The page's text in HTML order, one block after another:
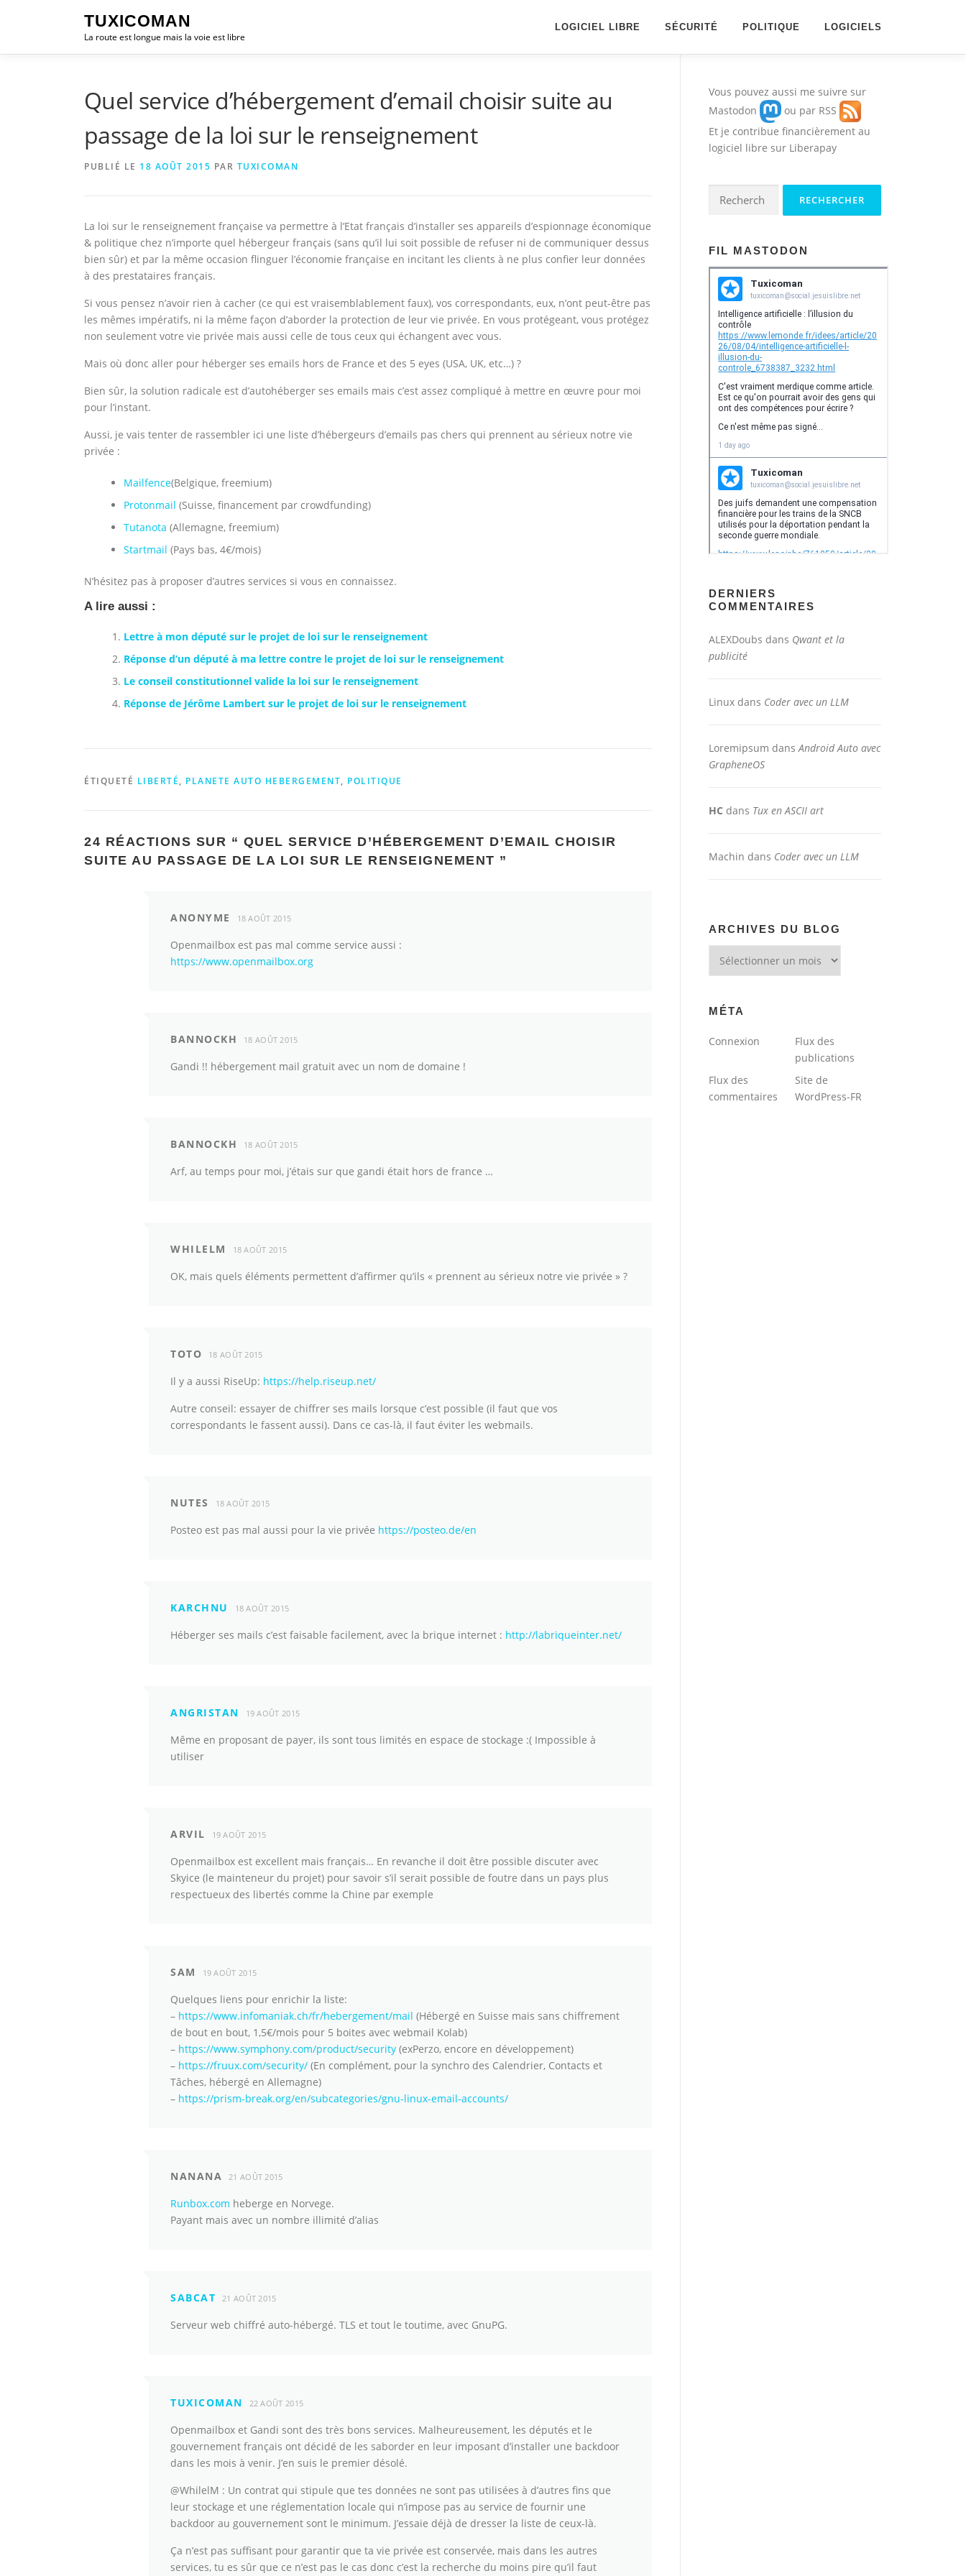
TUXICOMAN
La route est longue mais la voie est libre
LOGICIEL LIBRE SÉCURITÉ POLITIQUE LOGICIELS
Quel service d’hébergement d’email choisir suite au
passage de la loi sur le renseignement
PUBLIÉ LE 18 AOÛT 2015 PAR TUXICOMAN
La loi sur le renseignement française va permettre à l’Etat français d’installer ses appareils d’espionnage économique
& politique chez n’importe quel hébergeur français (sans qu’il lui soit possible de refuser ni de communiquer dessus
bien sûr) et par la même occasion flinguer l’économie française en incitant les clients à ne plus confier leur données
à des prestataires français.
Si vous pensez n’avoir rien à cacher (ce qui est vraisemblablement faux), vos correspondants, eux, n’ont peut-être pas
les mêmes impératifs, ni la même façon d’aborder la protection de leur vie privée. En vous protégeant, vous protégez
non seulement votre vie privée mais aussi celle de tous ceux qui échangent avec vous.
Mais où donc aller pour héberger ses emails hors de France et des 5 eyes (USA, UK, etc…) ?
Bien sûr, la solution radicale est d’autohéberger ses emails mais c’est assez compliqué à mettre en œuvre pour moi
pour l’instant.
Aussi, je vais tenter de rassembler ici une liste d’hébergeurs d’emails pas chers qui prennent au sérieux notre vie
privée :
Mailfence(Belgique, freemium)
Protonmail (Suisse, financement par crowdfunding)
Tutanota (Allemagne, freemium)
Startmail (Pays bas, 4€/mois)
N’hésitez pas à proposer d’autres services si vous en connaissez.
A lire aussi :
Lettre à mon député sur le projet de loi sur le renseignement
Réponse d’un député à ma lettre contre le projet de loi sur le renseignement
Le conseil constitutionnel valide la loi sur le renseignement
Réponse de Jérôme Lambert sur le projet de loi sur le renseignement
ÉTIQUETÉ LIBERTÉ, PLANETE AUTO HEBERGEMENT, POLITIQUE
24 RÉACTIONS SUR “ QUEL SERVICE D’HÉBERGEMENT D’EMAIL CHOISIR
SUITE AU PASSAGE DE LA LOI SUR LE RENSEIGNEMENT ”
ANONYME 18 AOÛT 2015
Openmailbox est pas mal comme service aussi :
https://www.openmailbox.org
BANNOCKH 18 AOÛT 2015
Gandi !! hébergement mail gratuit avec un nom de domaine !
BANNOCKH 18 AOÛT 2015
Arf, au temps pour moi, j’étais sur que gandi était hors de france …
WHILELM 18 AOÛT 2015
OK, mais quels éléments permettent d’affirmer qu’ils « prennent au sérieux notre vie privée » ?
TOTO 18 AOÛT 2015
Il y a aussi RiseUp: https://help.riseup.net/
Autre conseil: essayer de chiffrer ses mails lorsque c’est possible (il faut que vos
correspondants le fassent aussi). Dans ce cas-là, il faut éviter les webmails.
NUTES 18 AOÛT 2015
Posteo est pas mal aussi pour la vie privée https://posteo.de/en
KARCHNU 18 AOÛT 2015
Héberger ses mails c’est faisable facilement, avec la brique internet : http://labriqueinter.net/
ANGRISTAN 19 AOÛT 2015
Même en proposant de payer, ils sont tous limités en espace de stockage :( Impossible à
utiliser
ARVIL 19 AOÛT 2015
Openmailbox est excellent mais français… En revanche il doit être possible discuter avec
Skyice (le mainteneur du projet) pour savoir s’il serait possible de foutre dans un pays plus
respectueux des libertés comme la Chine par exemple
SAM 19 AOÛT 2015
Quelques liens pour enrichir la liste:
– https://www.infomaniak.ch/fr/hebergement/mail (Hébergé en Suisse mais sans chiffrement
de bout en bout, 1,5€/mois pour 5 boites avec webmail Kolab)
– https://www.symphony.com/product/security (exPerzo, encore en développement)
– https://fruux.com/security/ (En complément, pour la synchro des Calendrier, Contacts et
Tâches, hébergé en Allemagne)
– https://prism-break.org/en/subcategories/gnu-linux-email-accounts/
NANANA 21 AOÛT 2015
Runbox.com heberge en Norvege.
Payant mais avec un nombre illimité d’alias
SABCAT 21 AOÛT 2015
Serveur web chiffré auto-hébergé. TLS et tout le toutime, avec GnuPG.
TUXICOMAN 22 AOÛT 2015
Openmailbox et Gandi sont des très bons services. Malheureusement, les députés et le
gouvernement français ont décidé de les saborder en leur imposant d’installer une backdoor
dans les mois à venir. J’en suis le premier désolé.
@WhilelM : Un contrat qui stipule que tes données ne sont pas utilisées à d’autres fins que
leur stockage et une réglementation locale qui n’impose pas au service de fournir une
backdoor au gouvernement sont le minimum. J’essaie déjà de dresser la liste de ceux-là.
Ça n’est pas suffisant pour garantir que ta vie privée est conservée, mais dans les autres
services, tu es sûr que ce n’est pas le cas donc c’est la recherche du moins pire qu’il faut
Vous pouvez aussi me suivre sur
Mastodon
ou par RSS
Et je contribue financièrement au
logiciel libre sur Liberapay
Rechercher :
FIL MASTODON
DERNIERS
COMMENTAIRES
ALEXDoubs dans Qwant et la
publicité
Linux dans Coder avec un LLM
Loremipsum dansAndroid Auto avec
GrapheneOS
HC dans Tux en ASCII art
Machin dans Coder avec un LLM
ARCHIVES DU BLOG
du
MÉTA
Connexion
Flux des
publications
Flux des
commentaires
Site de
WordPress-FR